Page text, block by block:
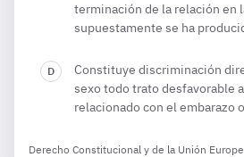
terminación de la relación en
supuestamente se ha
Constituye discriminación
sexo todo trato desfavorable
relacionado con el embarazo
Derecho Constitucional y de la Unión